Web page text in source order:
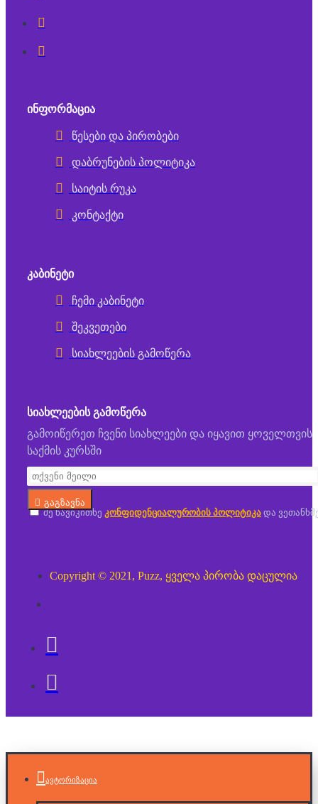
ᲘᲜᲤᲝᲠᲛᲐᲪᲘᲐ
წესები და პირობები
დაბრუნების პოლიტიკა
საიტის რუკა
კონტაქტი
ᲙᲐᲑᲘᲜᲔᲢᲘ
ჩემი კაბინეტი
შეკვეთები
სიახლეების გამოწერა
ᲡᲘᲐᲮᲚᲔᲔᲑᲘᲡ ᲒᲐᲛᲝᲬᲔᲠᲐ
გამოიწერეთ ჩვენი სიახლეები და იყავით ყოველთვის
საქმის კურსში
გაგზავნა
მე წავიკითხე კონფიდენციალურობის პოლიტიკა და
Copyright © 2021, Puzz, ყველა პირობა დაცულია
ავტორიზაცია